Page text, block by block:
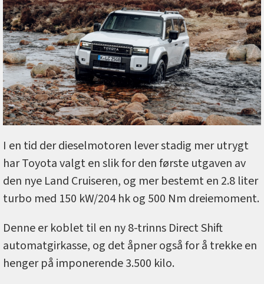
I en tid der dieselmotoren lever stadig mer utrygt
har Toyota valgt en slik for den første utgaven av
den nye Land Cruiseren, og mer bestemt en 2.8 liter
turbo med 150 kW/204 hk og 500 Nm dreiemoment.
Denne er koblet til en ny 8-trinns Direct Shift
automatgirkasse, og det åpner også for å trekke en
henger på imponerende 3.500 kilo.